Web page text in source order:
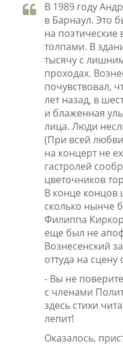
В 1989 году
в Барнаул. Это
на поэтические
толпами. В
тысячу с
проходах.
почувствовал,
лет назад, в
и блаженная
лица. Люди
(При всей
на концерт не
гастролей
цветочников
В конце концов
сколько нынче
Филиппа
еще был не
Вознесенский
оттуда на
- Вы не
с членами
здесь стихи
лепит!
Оказалось,